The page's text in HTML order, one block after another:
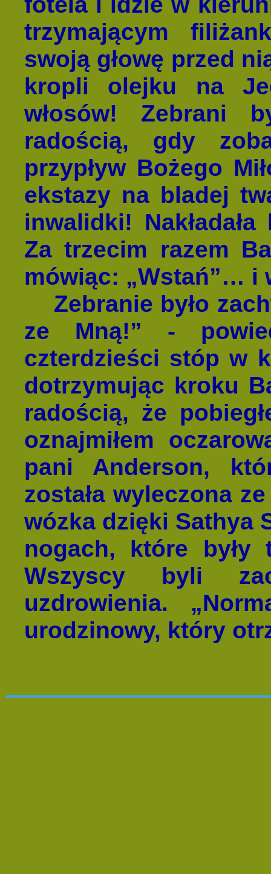
trzymającym
swoją głowę przed
kropli olejku na
włosów! Zebrani
radością, gdy
przypływ Bożego
ekstazy na bladej
inwalidki!
Za trzecim razem
mówiąc: „Wstań”… i
Zebranie było
ze Mną!” -
czterdzieści stóp w
dotrzymując kroku
radością, że
oznajmiłem
pani Anderson,
została wyleczona
wózka dzięki Sathya
nogach, które były
Wszyscy byli
uzdrowienia.
urodzinowy, który